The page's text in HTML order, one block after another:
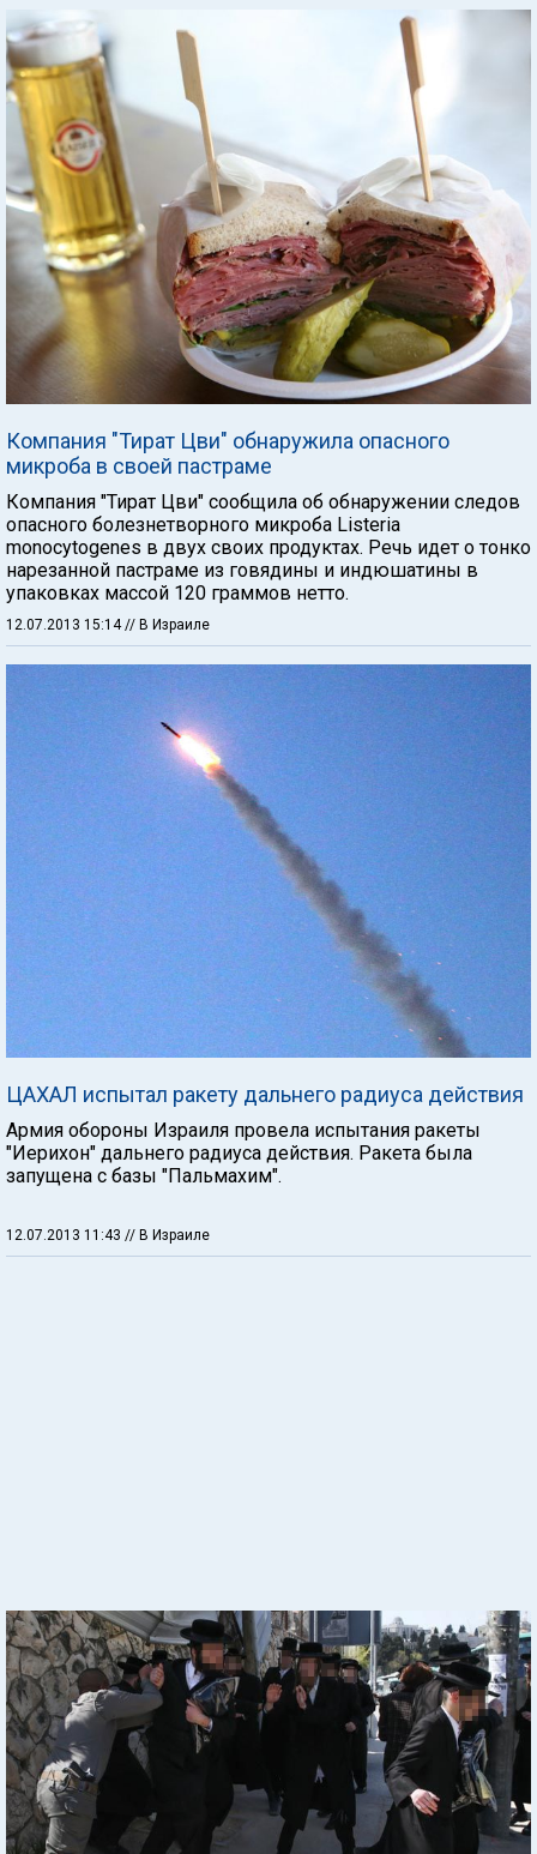
Компания "Тират Цви" обнаружила опасного
микроба в своей пастраме
Компания "Тират Цви" сообщила об обнаружении следов
опасного болезнетворного микроба Listeria
monocytogenes в двух своих продуктах. Речь идет о тонко
нарезанной пастраме из говядины и индюшатины в
упаковках массой 120 граммов нетто.
12.07.2013 15:14 // В Израиле
ЦАХАЛ испытал ракету дальнего радиуса действия
Армия обороны Израиля провела испытания ракеты
"Иерихон" дальнего радиуса действия. Ракета была
запущена с базы "Пальмахим".
12.07.2013 11:43 // В Израиле